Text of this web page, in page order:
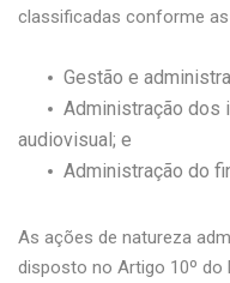
classificadas conforme
Gestão e
Administração dos
audiovisual; e
Administração do
As ações de natureza
disposto no Artigo 10º do